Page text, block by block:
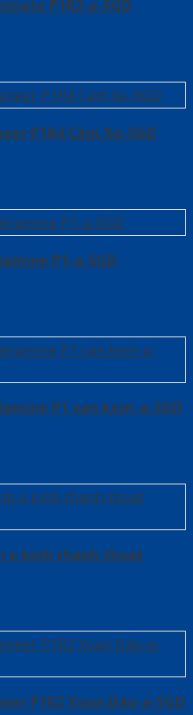
P1R2-a-SGD
P1R4 Căm Xe-SGD
P1-a-SGD
P1 van kem-a-SGD
o kinh thanh thoat
P1R2 Xoan Đào-a-SGD